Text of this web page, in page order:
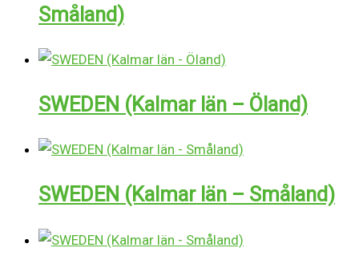
Småland)
SWEDEN (Kalmar län – Öland)
SWEDEN (Kalmar län – Småland)